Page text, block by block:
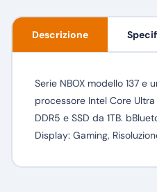
Descrizione
Serie NBOX modello 137 e
processore Intel Core
DDR5 e SSD da 1TB.
Display: Gaming,